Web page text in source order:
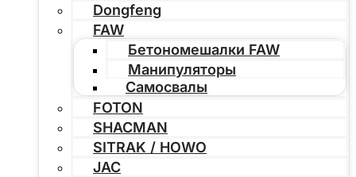
Dongfeng
FAW
Бетономешалки FAW
Манипуляторы
Самосвалы
FOTON
SHACMAN
SITRAK / HOWO
JAC